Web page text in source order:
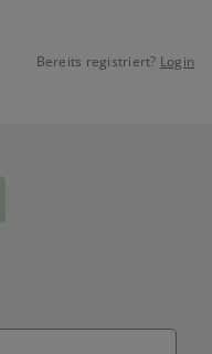
Bereits registriert? Login